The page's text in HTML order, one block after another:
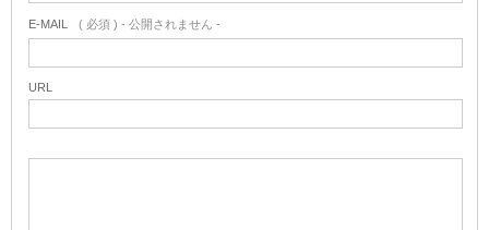
E-MAIL ( 必須 ) - 公開されません -
URL